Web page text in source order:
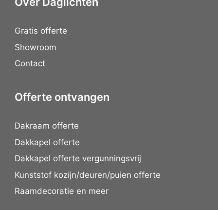
Gratis offerte
Showroom
Contact
Offerte ontvangen
Dakraam offerte
Dakkapel offerte
Dakkapel offerte vergunningsvrij
Kunststof kozijn/deuren/puien offerte
Raamdecoratie en meer